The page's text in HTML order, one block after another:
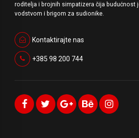
roditelja i brojnih simpatizera čija budućnost
vodstvom i brigom za sudionike.
Kontaktirajte nas
+385 98 200 744